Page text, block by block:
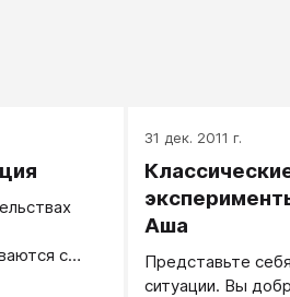
с
31 дек. 2011 г.
Аша
Представьте
ситуации. Вы